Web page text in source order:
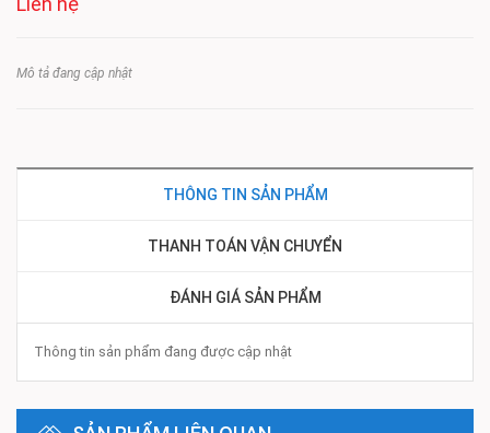
Mô tả đang cập nhật
THÔNG TIN SẢN PHẨM
THANH TOÁN VẬN CHUYỂN
ĐÁNH GIÁ SẢN PHẨM
Thông tin sản phẩm đang được cập nhật